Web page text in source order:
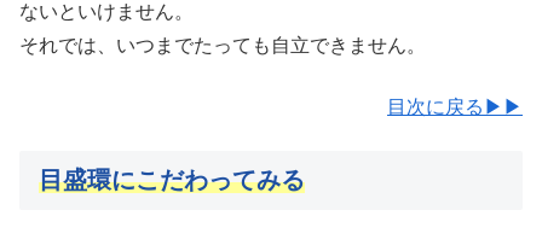
ないといけません。
それでは、いつまでたっても自立できません。
目次に戻る▶▶
目盛環にこだわってみる